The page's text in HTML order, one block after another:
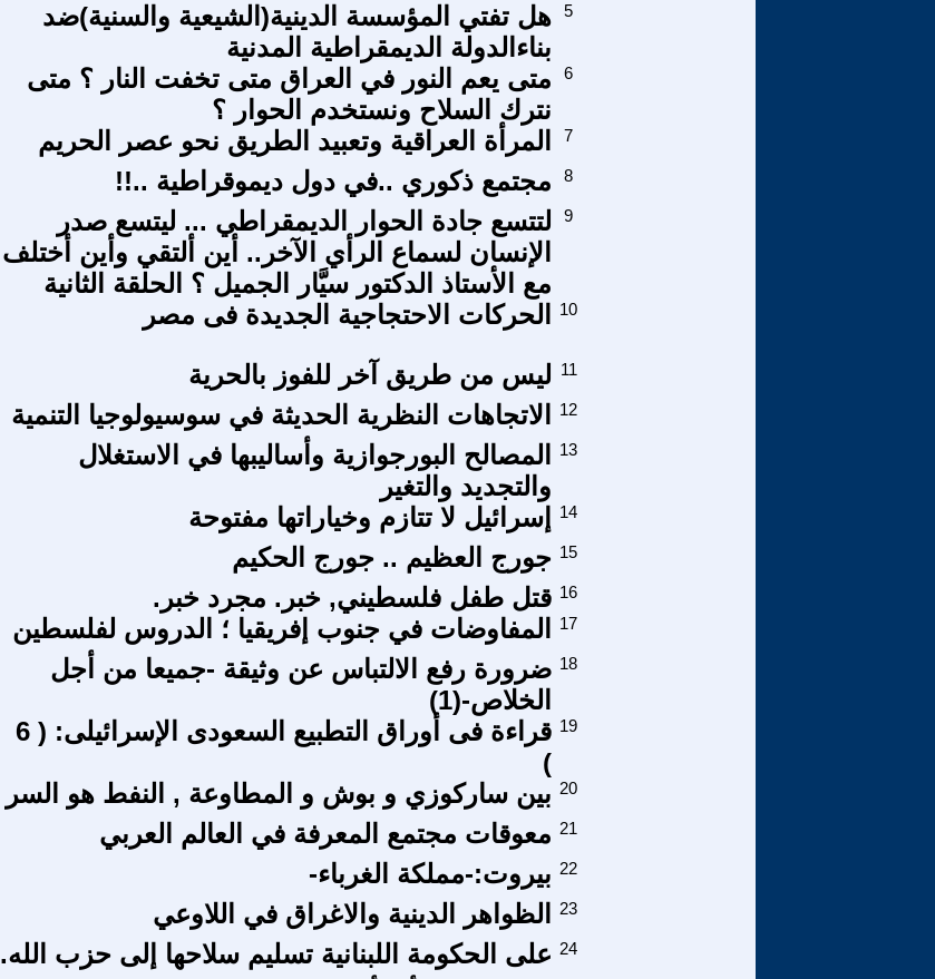
هل تفتي المؤسسة الدينية(الشيعية والسنية)ضد
بناءالدولة الديمقراطية المدنية
5
متى يعم النور في العراق متى تخفت النار ؟ متى
نترك السلاح ونستخدم الحوار ؟
6
المرأة العراقية وتعبيد الطريق نحو عصر الحريم 7
مجتمع ذكوري ..في دول ديموقراطية ..!! 8
لتتسع جادة الحوار الديمقراطي ... ليتسع صدر
الإنسان لسماع الرأي الآخر.. أين ألتقي وأين أختلف
مع الأستاذ الدكتور سيَّار الجميل ؟ الحلقة الثانية
9
الحركات الاحتجاجية الجديدة فى مصر 10
ليس من طريق آخر للفوز بالحرية 11
الاتجاهات النظرية الحديثة في سوسيولوجيا التنمية 12
المصالح البورجوازية وأساليبها في الاستغلال
والتجديد والتغير
13
إسرائيل لا تتازم وخياراتها مفتوحة 14
جورج العظيم .. جورج الحكيم 15
قتل طفل فلسطيني, خبر. مجرد خبر. 16
المفاوضات في جنوب إفريقيا ؛ الدروس لفلسطين 17
ضرورة رفع الالتباس عن وثيقة -جميعا من أجل
الخلاص-(1)
18
قراءة فى أوراق التطبيع السعودى الإسرائيلى: ( 6
)
19
بين ساركوزي و بوش و المطاوعة , النفط هو السر 20
معوقات مجتمع المعرفة في العالم العربي 21
بيروت:-مملكة الغرباء- 22
الظواهر الدينية والاغراق في اللاوعي 23
على الحكومة اللبنانية تسليم سلاحها إلى حزب الله. 24